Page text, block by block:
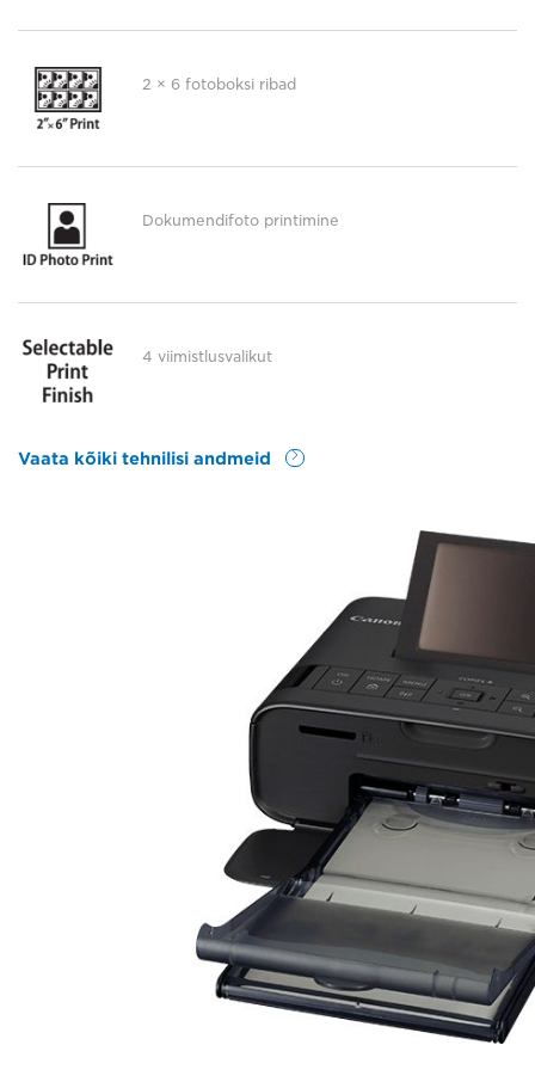
2 × 6 fotoboksi ribad
Dokumendifoto printimine
4 viimistlusvalikut
Vaata kõiki tehnilisi andmeid